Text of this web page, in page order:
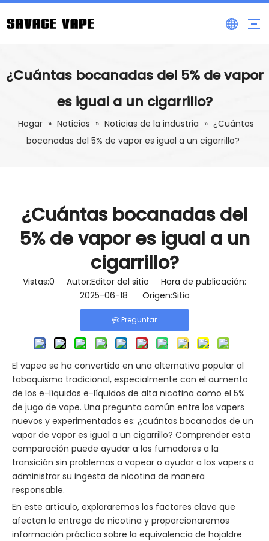
¿Cuántas bocanadas del 5% de vapor
es igual a un cigarrillo?
Hogar » Noticias » Noticias de la industria » ¿Cuántas
bocanadas del 5% de vapor es igual a un cigarrillo?
¿Cuántas bocanadas del
5% de vapor es igual a un
cigarrillo?
Vistas:0 Autor:Editor del sitio Hora de publicación:
2025-06-18 Origen:Sitio
Preguntar
El vapeo se ha convertido en una alternativa popular al
tabaquismo tradicional, especialmente con el aumento
de los e-líquidos e-líquidos de alta nicotina como el 5%
de jugo de vape. Una pregunta común entre los vapers
nuevos y experimentados es: ¿cuántas bocanadas de un
vapor de vapor es igual a un cigarrillo? Comprender esta
comparación puede ayudar a los fumadores a la
transición sin problemas a vapear o ayudar a los vapers a
administrar su ingesta de nicotina de manera
responsable.
En este artículo, exploraremos los factores clave que
afectan la entrega de nicotina y proporcionaremos
información práctica sobre la equivalencia de hojaldre